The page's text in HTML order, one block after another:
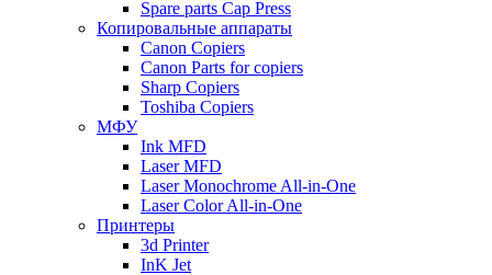
Spare parts Cap Press
Копировальные аппараты
Canon Copiers
Canon Parts for copiers
Sharp Copiers
Toshiba Copiers
МФУ
Ink MFD
Laser MFD
Laser Monochrome All-in-One
Laser Color All-in-One
Принтеры
3d Printer
InK Jet